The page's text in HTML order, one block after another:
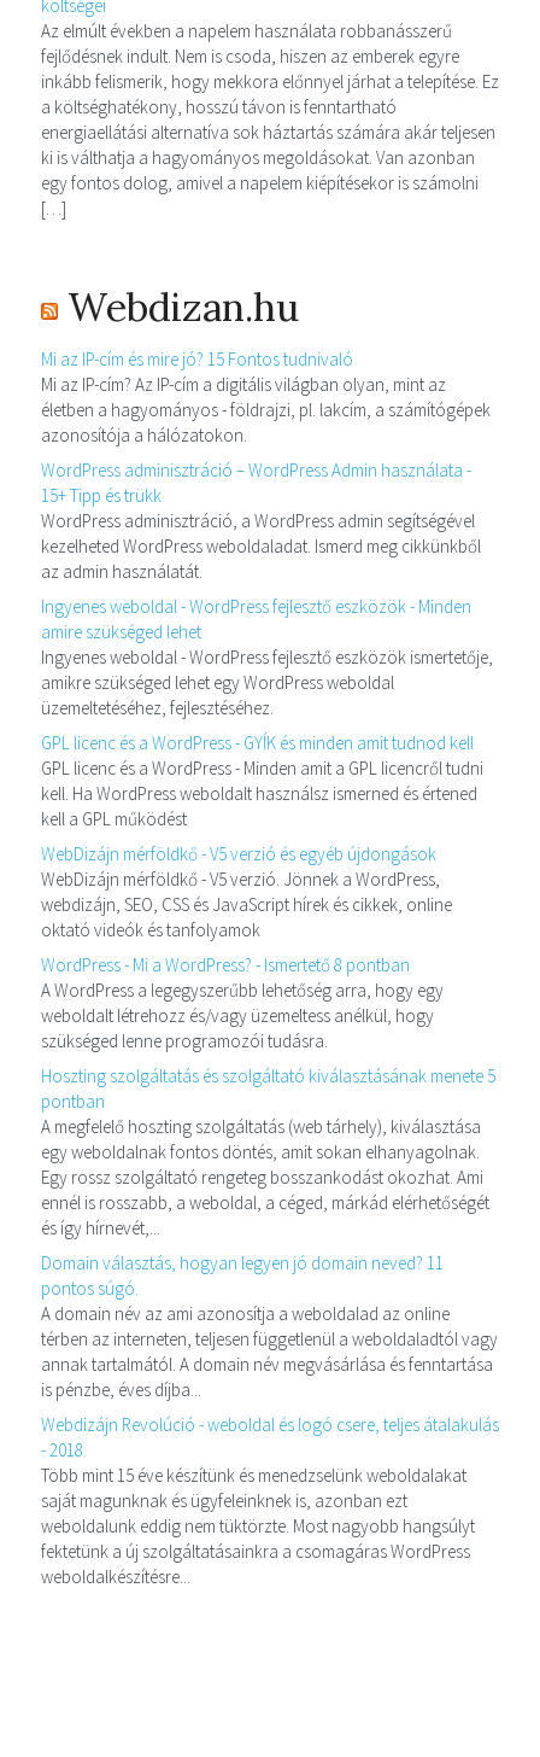
költségei
Az elmúlt években a napelem használata robbanásszerű
fejlődésnek indult. Nem is csoda, hiszen az emberek egyre
inkább felismerik, hogy mekkora előnnyel járhat a telepítése. Ez
a költséghatékony, hosszú távon is fenntartható
energiaellátási alternatíva sok háztartás számára akár teljesen
ki is válthatja a hagyományos megoldásokat. Van azonban
egy fontos dolog, amivel a napelem kiépítésekor is számolni
[…]
Webdizan.hu
Mi az IP-cím és mire jó? 15 Fontos tudnivaló
Mi az IP-cím? Az IP-cím a digitális világban olyan, mint az
életben a hagyományos - földrajzi, pl. lakcím, a számítógépek
azonosítója a hálózatokon.
WordPress adminisztráció – WordPress Admin használata -
15+ Tipp és trükk
WordPress adminisztráció, a WordPress admin segítségével
kezelheted WordPress weboldaladat. Ismerd meg cikkünkből
az admin használatát.
Ingyenes weboldal - WordPress fejlesztő eszközök - Minden
amire szükséged lehet
Ingyenes weboldal - WordPress fejlesztő eszközök ismertetője,
amikre szükséged lehet egy WordPress weboldal
üzemeltetéséhez, fejlesztéséhez.
GPL licenc és a WordPress - GYÍK és minden amit tudnod kell
GPL licenc és a WordPress - Minden amit a GPL licencről tudni
kell. Ha WordPress weboldalt használsz ismerned és értened
kell a GPL működést
WebDizájn mérföldkő - V5 verzió és egyéb újdongások
WebDizájn mérföldkő - V5 verzió. Jönnek a WordPress,
webdizájn, SEO, CSS és JavaScript hírek és cikkek, online
oktató videók és tanfolyamok
WordPress - Mi a WordPress? - Ismertető 8 pontban
A WordPress a legegyszerűbb lehetőség arra, hogy egy
weboldalt létrehozz és/vagy üzemeltess anélkül, hogy
szükséged lenne programozói tudásra.
Hoszting szolgáltatás és szolgáltató kiválasztásának menete 5
pontban
A megfelelő hoszting szolgáltatás (web tárhely), kiválasztása
egy weboldalnak fontos döntés, amit sokan elhanyagolnak.
Egy rossz szolgáltató rengeteg bosszankodást okozhat. Ami
ennél is rosszabb, a weboldal, a céged, márkád elérhetőségét
és így hírnevét,...
Domain választás, hogyan legyen jó domain neved? 11
pontos súgó.
A domain név az ami azonosítja a weboldalad az online
térben az interneten, teljesen függetlenül a weboldaladtól vagy
annak tartalmától. A domain név megvásárlása és fenntartása
is pénzbe, éves díjba...
Webdizájn Revolúció - weboldal és logó csere, teljes átalakulás
- 2018
Több mint 15 éve készítünk és menedzselünk weboldalakat
saját magunknak és ügyfeleinknek is, azonban ezt
weboldalunk eddig nem tüktörzte. Most nagyobb hangsúlyt
fektetünk a új szolgáltatásainkra a csomagáras WordPress
weboldalkészítésre...